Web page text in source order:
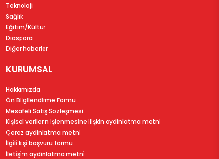
Teknoloji
Sağlık
Eğitim/Kültür
Diaspora
Diğer haberler
KURUMSAL
Hakkımızda
Ön Bi̇lgi̇lendi̇rme Formu
Mesafeli Satış Sözleşmesi
Ki̇şi̇sel veri̇leri̇n i̇şlenmesi̇ne i̇li̇şki̇n aydinlatma metni̇
Çerez aydinlatma metni̇
İlgi̇li̇ ki̇şi̇ başvuru formu
İleti̇şi̇m aydinlatma metni̇